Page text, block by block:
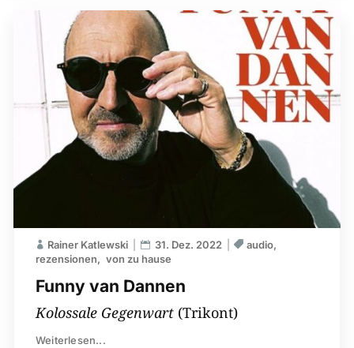
Funny van Dannen
Rainer Katlewski 31. Dez. 2022
audio
rezensionen
von zu hause
Kolossale Gegenwart(Trikont)
Weiterlesen...